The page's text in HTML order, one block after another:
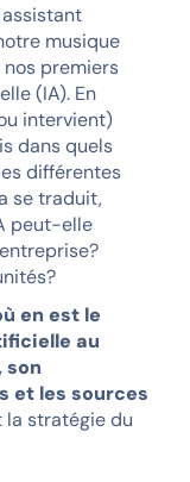
musique
premiers
(IA). En
intervient)
dans quels
différentes
se traduit,
peut-elle
en est le
au
son
et les sources
la stratégie du